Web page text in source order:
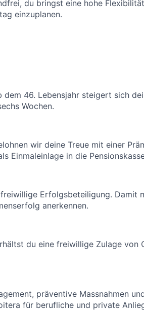
du bringst eine hohe
einzuplanen.
dem 46. Lebensjahr steigert sich
Wochen.
wir deine Treue mit einer
Einmaleinlage in die
Erfolgsbeteiligung. Damit
anerkennen.
du eine freiwillige Zulage von
präventive Massnahmen
für berufliche und private